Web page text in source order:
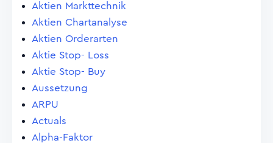
Aktien Markttechnik
Aktien Chartanalyse
Aktien Orderarten
Aktie Stop- Loss
Aktie Stop- Buy
Aussetzung
ARPU
Actuals
Alpha-Faktor